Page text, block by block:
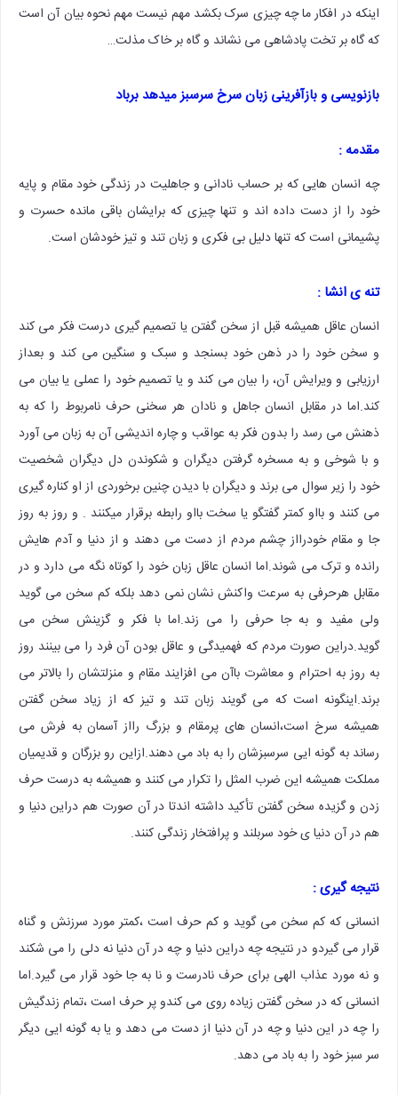
اینکه در افکار ما چه چیزی سرک بکشد مهم نیست مهم نحوه بیان آن است
که گاه بر تخت پادشاهی می نشاند و گاه بر خاک مذلت…
بازنویسی و بازآفرینی زبان سرخ سرسبز میدهد برباد
مقدمه :
چه انسان هایی که بر حساب نادانی و جاهلیت در زندگی خود مقام و پایه
خود را از دست داده اند و تنها چیزی که برایشان باقی مانده حسرت و
پشیمانی است که تنها دلیل بی فکری و زبان تند و تیز خودشان است.
تنه ی انشا‌ :
انسان عاقل همیشه قبل از سخن گفتن یا تصمیم گیری درست فکر می کند
و سخن خود را در ذهن خود بسنجد و سبک و سنگین می کند و بعداز
ارزیابی و ویرایش آن، را بیان می کند و یا تصمیم خود را عملی یا بیان می
کند.اما در مقابل انسان جاهل و نادان هر سخنی حرف نامربوط را که به
ذهنش می رسد را بدون فکر به عواقب و چاره اندیشی آن به زبان می آورد
و با شوخی و به مسخره گرفتن دیگران و شکوندن دل دیگران شخصیت
خود را زیر سوال می برند و دیگران با دیدن چنین برخوردی از او کناره گیری
می کنند و بااو کمتر گفتگو یا سخت بااو رابطه برقرار میکنند . و روز به روز
جا و مقام خودرااز چشم مردم از دست می دهند و از دنیا و آدم هایش
رانده و ترک می شوند.اما انسان عاقل زبان خود را کوتاه نگه می دارد و در
مقابل هرحرفی به سرعت واکنش نشان نمی دهد بلکه کم سخن می گوید
ولی مفید و به جا حرفی را می زند.اما با فکر و گزینش سخن می
گوید.دراین صورت مردم که فهمیدگی و عاقل بودن آن فرد را می بینند روز
به روز به احترام و معاشرت باآن می افزایند مقام و منزلتشان را بالاتر می
برند.اینگونه است که می گویند زبان تند و تیز که از زیاد سخن گفتن
همیشه سرخ است،انسان های پرمقام و بزرگ رااز آسمان به فرش می
رساند به گونه ایی سرسبزشان را به باد می دهند.ازاین رو بزرگان و قدیمیان
مملکت همیشه این ضرب المثل را تکرار می کنند و همیشه به درست حرف
زدن و گزیده سخن گفتن تأکید داشته اندتا در آن صورت هم دراین دنیا و
هم در آن دنیا ی خود سربلند و پرافتخار زندگی کنند.
نتیجه گیری :
انسانی که کم سخن می گوید و کم حرف است ،کمتر مورد سرزنش و گناه
قرار می گیردو در نتیجه چه دراین دنیا و چه در آن دنیا نه دلی را می شکند
و نه مورد عذاب الهی برای حرف نادرست و نا به جا خود قرار می گیرد.اما
انسانی که در سخن گفتن زیاده روی می کندو پر حرف است ،تمام زندگیش
را چه در این دنیا و چه در آن دنیا از دست می دهد و یا به گونه ایی دیگر
سر سبز خود را به باد می دهد.